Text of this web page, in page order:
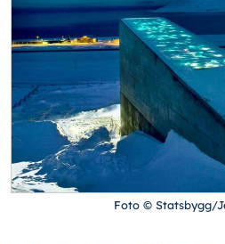
Foto © Statsbygg/